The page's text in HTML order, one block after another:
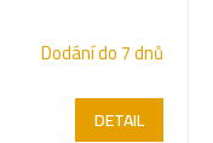
Dodání do 7 dnů
DETAIL